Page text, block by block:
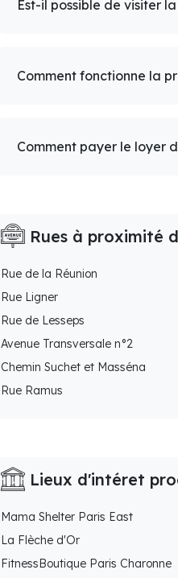
Est-il possible de visiter
Comment fonctionne la
Comment payer le loyer
Rues à proximité
Rue de la Réunion
Rue Ligner
Rue de Lesseps
Avenue Transversale n°2
Chemin Suchet et Masséna
Rue Ramus
Lieux d'intéret
Mama Shelter Paris East
La Flèche d'Or
FitnessBoutique Paris Charonne